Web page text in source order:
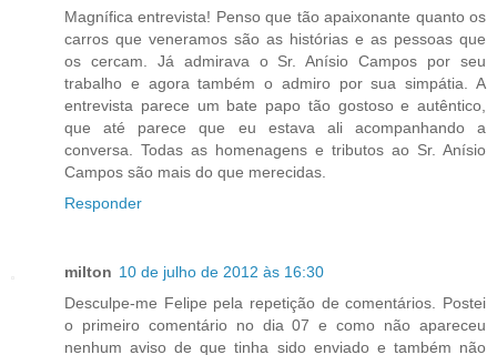
Magnífica entrevista! Penso que tão apaixonante quanto os
carros que veneramos são as histórias e as pessoas que
os cercam. Já admirava o Sr. Anísio Campos por seu
trabalho e agora também o admiro por sua simpátia. A
entrevista parece um bate papo tão gostoso e autêntico,
que até parece que eu estava ali acompanhando a
conversa. Todas as homenagens e tributos ao Sr. Anísio
Campos são mais do que merecidas.
Responder
milton 10 de julho de 2012 às 16:30
Desculpe-me Felipe pela repetição de comentários. Postei
o primeiro comentário no dia 07 e como não apareceu
nenhum aviso de que tinha sido enviado e também não